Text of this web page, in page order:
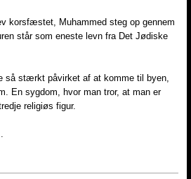
korsfæstet, Muhammed steg op gennem
står som eneste levn fra Det Jødiske
så stærkt påvirket af at komme til byen,
En sygdom, hvor man tror, at man er
religiøs figur.